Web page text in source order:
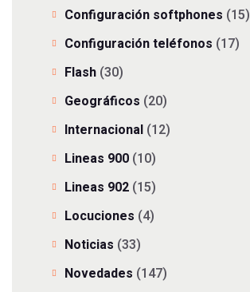
Configuración softphones (15)
Configuración teléfonos (17)
Flash (30)
Geográficos (20)
Internacional (12)
Lineas 900 (10)
Lineas 902 (15)
Locuciones (4)
Noticias (33)
Novedades (147)